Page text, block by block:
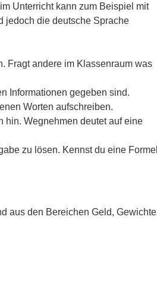
Unterricht kann zum Beispiel mit
jedoch die deutsche Sprache
Fragt andere im Klassenraum was
Informationen gegeben sind.
Worten aufschreiben.
hin. Wegnehmen deutet auf eine
zu lösen. Kennst du eine Formel
aus den Bereichen Geld, Gewichte